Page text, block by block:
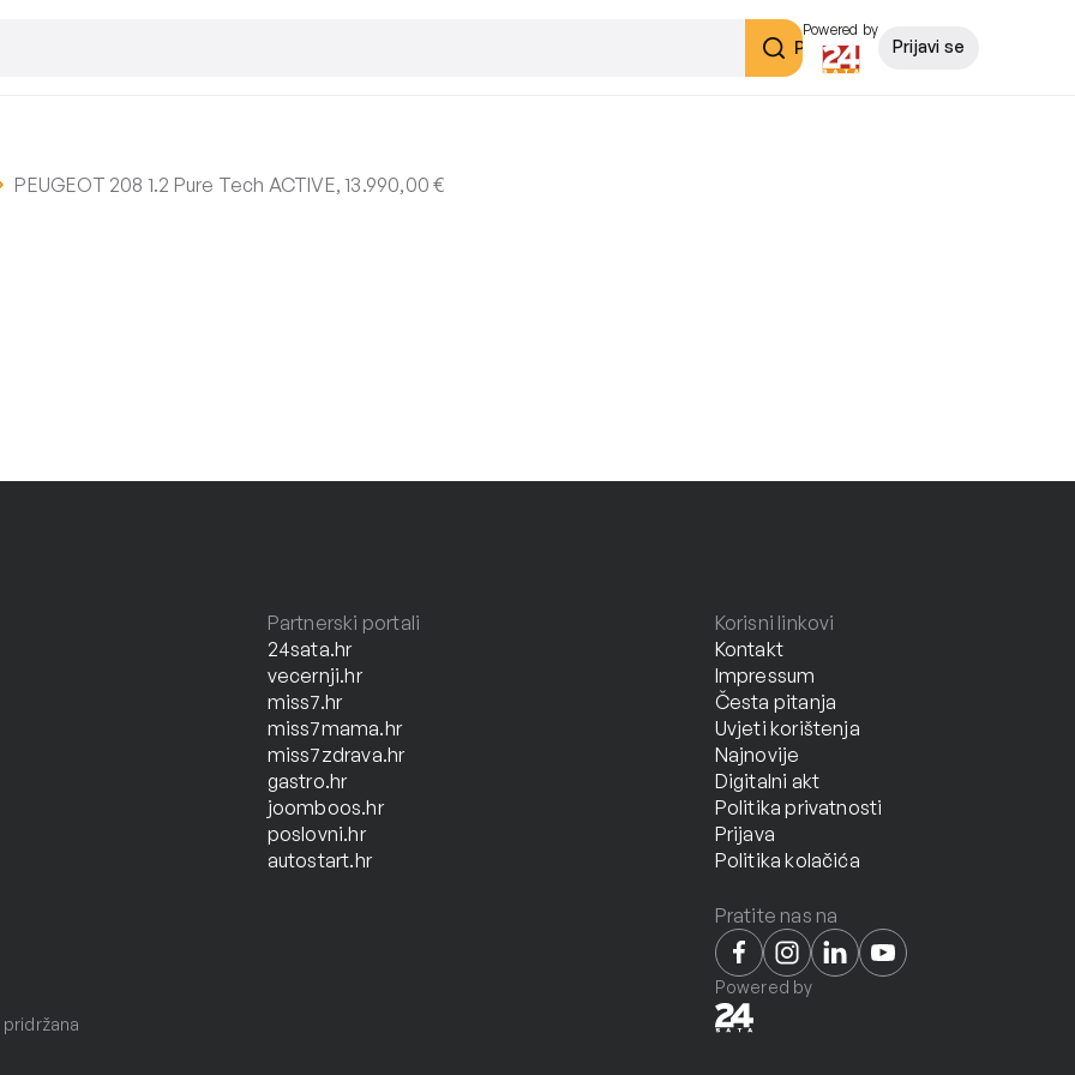
Pretraži
Powered by
Prijavi se
PEUGEOT 208 1.2 Pure Tech ACTIVE, 13.990,00 €
Partnerski portali
24sata.hr
vecernji.hr
miss7.hr
miss7mama.hr
miss7zdrava.hr
gastro.hr
joomboos.hr
poslovni.hr
autostart.hr
Korisni linkovi
Kontakt
Impressum
Česta pitanja
Uvjeti korištenja
Najnovije
Digitalni akt
Politika privatnosti
Prijava
Politika kolačića
Pratite nas na
Powered by